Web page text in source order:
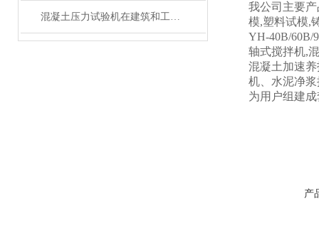
混凝土压力试验机在建筑和工程领域中起着重要的作用
我公司主要
模,塑料试模,
YH-40B/60B/
轴式搅拌机,
混凝土加速
机、水泥净
为用户组建
产